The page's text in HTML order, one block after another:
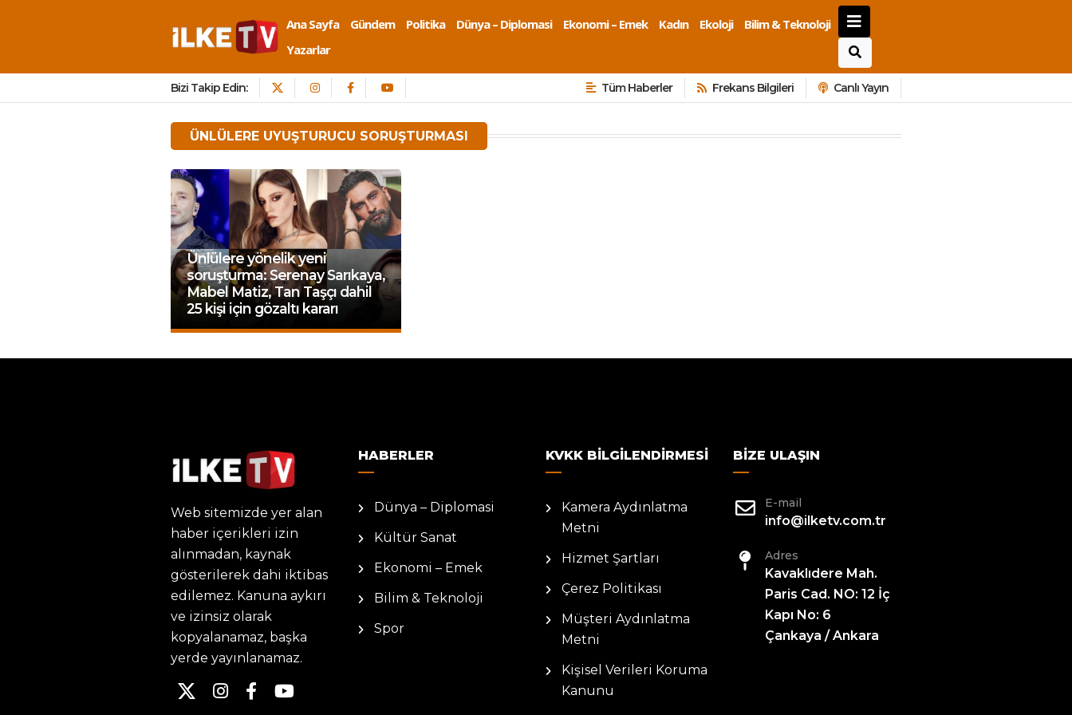
Ana Sayfa Gündem Politika Dünya – Diplomasi Ekonomi – Emek Kadın Ekoloji
Bilim & Teknoloji
Yazarlar
Bizi Takip Edin: Tüm Haberler Frekans Bilgileri Canlı Yayın
ÜNLÜLERE UYUŞTURUCU SORUŞTURMASI
Ünlülere yönelik yeni
soruşturma: Serenay Sarıkaya,
Mabel Matiz, Tan Taşçı dahil
25 kişi için gözaltı kararı
Web sitemizde yer alan
haber içerikleri izin
alınmadan, kaynak
gösterilerek dahi iktibas
edilemez. Kanuna aykırı
ve izinsiz olarak
kopyalanamaz, başka
yerde yayınlanamaz.
HABERLER
Dünya – Diplomasi
Kültür Sanat
Ekonomi – Emek
Bilim & Teknoloji
Spor
KVKK BILGILENDIRMESI
Kamera Aydınlatma
Metni
Hizmet Şartları
Çerez Politikası
Müşteri Aydınlatma
Metni
Kişisel Verileri Koruma
Kanunu
BIZE ULAŞIN
E-mail
info@ilketv.com.tr
Adres
Kavaklıdere Mah.
Paris Cad. NO: 12 İç
Kapı No: 6
Çankaya / Ankara